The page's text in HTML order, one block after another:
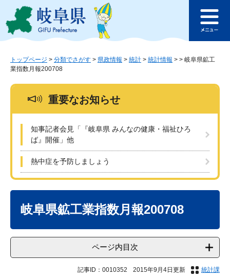
ジ
ュ
このページの本文へ
ュ
トップページ > 分類でさがす > 県政情報 > 統計 > 統計情報 > > 岐阜県鉱工
業指数月報200708
重要なお知らせ
知事記者会見「『岐阜県 みんなの健康・福祉ひろ
ば』開催」他
熱中症を予防しましょう
岐阜県鉱工業指数月報200708
ページ内目次
記事ID：0010352 2015年9月4日更新 統計課